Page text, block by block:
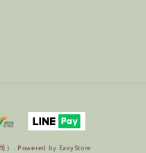
）. Powered by EasyStore